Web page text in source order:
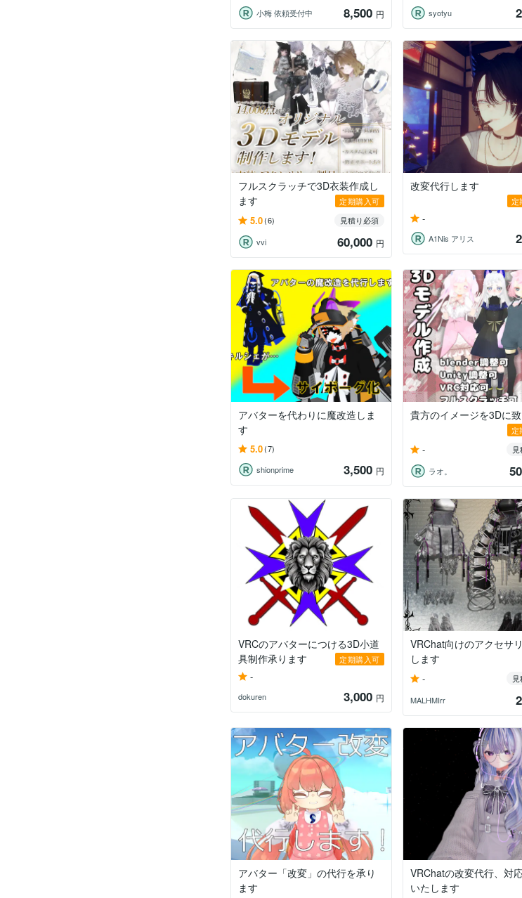
小梅 依頼受付中
8,500 円
syotyu
フルスクラッチで3D衣装作成し
ます
定期購入可
5.0(6)
見積り必須
vvi
60,000 円
改変代行します
定
-
A1Nis アリス
アバターを代わりに魔改造しま
す
5.0(7)
shionprime
3,500 円
貴方のイメージを3Dに
定
-
ラオ。
VRCのアバターにつける3D小道
具制作承ります
定期購入可
-
dokuren 3,000 円
VRChat向けのアクセサ
します
-
MALHMIrr
アバター「改変」の代行を承り
ます
VRChatの改変代行、対
いたします